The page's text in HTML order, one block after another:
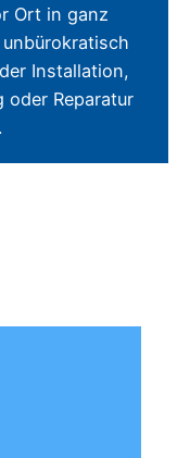
Ort in ganz
Installation,
oder Reparatur